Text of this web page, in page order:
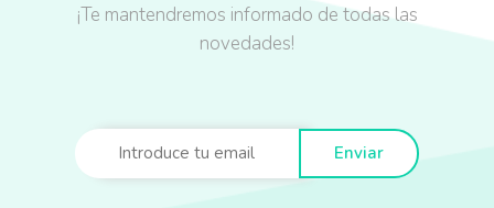
¡Te mantendremos informado de todas las
novedades!
Enviar